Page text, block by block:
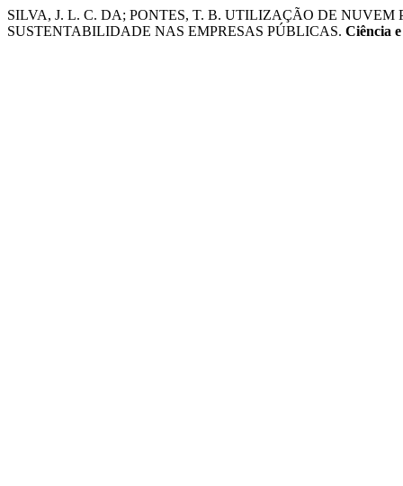
SILVA, J. L. C. DA; PONTES, T. B. UTILIZAÇÃO DE
SUSTENTABILIDADE NAS EMPRESAS PÚBLICAS. Ciência